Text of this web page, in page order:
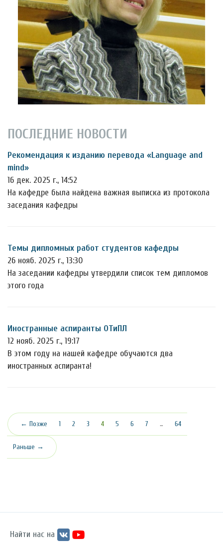
ПОСЛЕДНИЕ НОВОСТИ
Рекомендация к изданию перевода «Language and
mind»
16 дек. 2025 г., 14:52
На кафедре была найдена важная выписка из протокола
заседания кафедры
Темы дипломных работ студентов кафедры
26 нояб. 2025 г., 13:30
На заседании кафедры утвердили список тем дипломов
этого года
Иностранные аспиранты ОТиПЛ
12 нояб. 2025 г., 19:17
В этом году на нашей кафедре обучаются два
иностранных аспиранта!
← Позже 1 2 3 4(текущая)
5 6 7 … 64
Раньше →
Найти нас на